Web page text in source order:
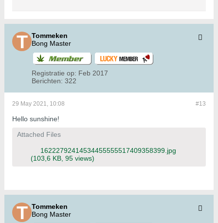
Tommeken
Bong Master
Registratie op: Feb 2017
Berichten: 322
#13
29 May 2021, 10:08
Hello sunshine!
Attached Files
16222792414534455555517409358399.jpg
(103,6 KB, 95 views)
Tommeken
Bong Master